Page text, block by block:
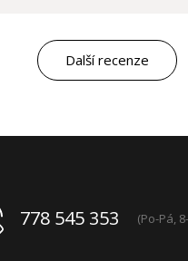
servisem. Pro mě je to
„druhá rodina“. Myslím, že ty roky
mluví za vše.
Další recenze
778 545 353 (Po-Pá,